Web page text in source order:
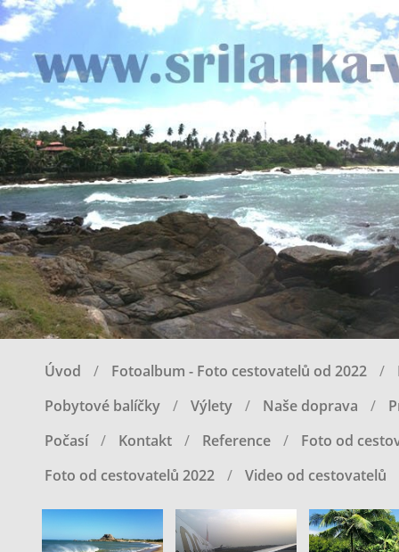
Úvod Fotoalbum - Foto cestovatelů od 2022
Pobytové balíčky
Výlety Naše doprava
Počasí
Kontakt Reference
Foto od
Foto od cestovatelů 2022
Video od cestovatelů